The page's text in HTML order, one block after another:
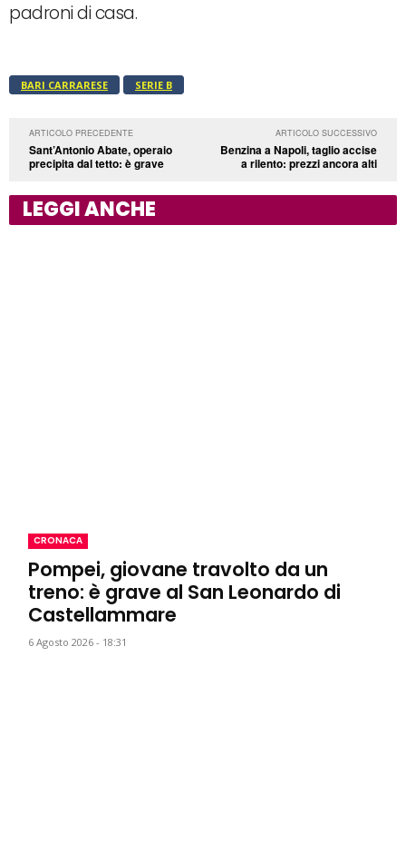
padroni di casa.
BARI CARRARESE SERIE B
ARTICOLO PRECEDENTE
Sant’Antonio Abate, operaio
precipita dal tetto: è grave
ARTICOLO SUCCESSIVO
Benzina a Napoli, taglio accise
a rilento: prezzi ancora alti
LEGGI ANCHE
CRONACA
Pompei, giovane travolto da un
treno: è grave al San Leonardo di
Castellammare
6 Agosto 2026 - 18:31